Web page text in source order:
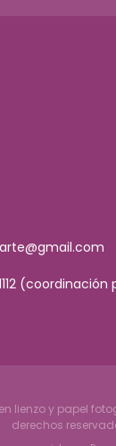
(coordinación
lienzo y papel
derechos